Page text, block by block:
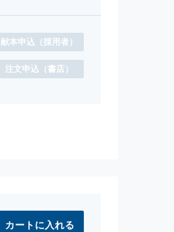
献本申込 （採用者）
注文申込 （書店）